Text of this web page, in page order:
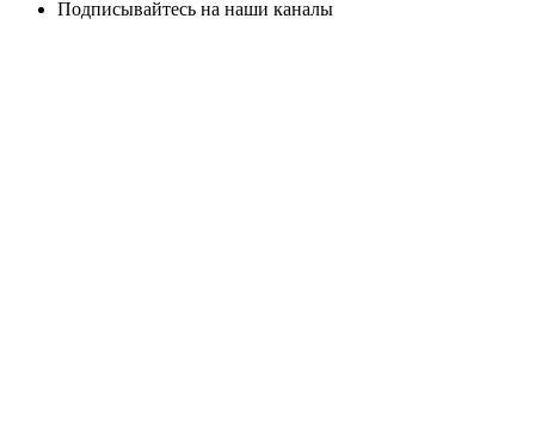
Подписывайтесь на наши каналы